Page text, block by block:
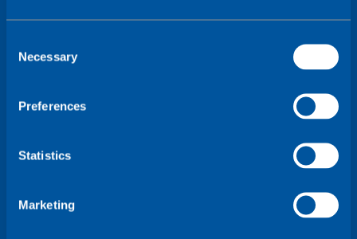
Necessary
Preferences
Statistics
Marketing
Diferencias entre IoT y